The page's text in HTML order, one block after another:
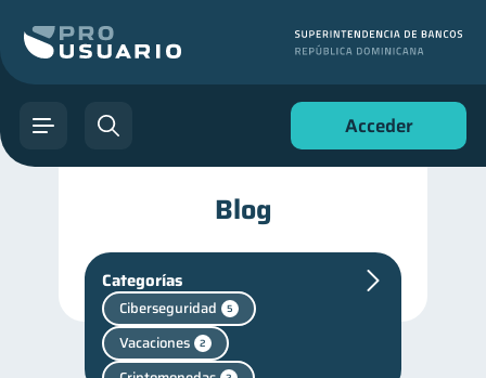
Acceder
Blog
Categorías
Ciberseguridad 5
Vacaciones 2